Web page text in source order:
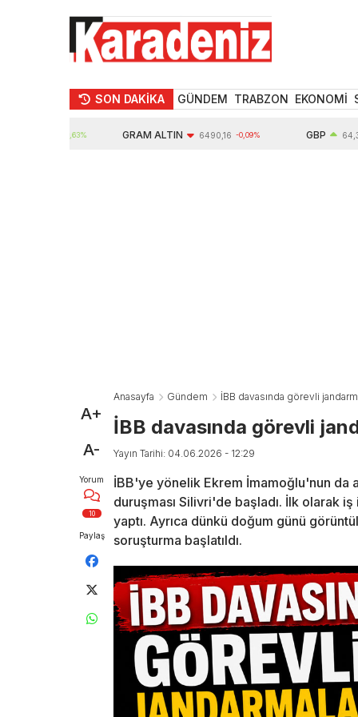
SON DAKİKA GÜNDEM TRABZON EKONOMİ
GRAM ALTIN 6490,16 -0,09% 64,35 0,03%
A+
A-
Yorum
10
Paylaş
Anasayfa Gündem İBB davasında görevli
İBB davasında görevli
Yayın Tarihi: 04.06.2026 - 12:29
İBB'ye yönelik Ekrem İmamoğlu'nun da
duruşması Silivri'de başladı. İlk olarak iş
yaptı. Ayrıca dünkü doğum günü
soruşturma başlatıldı.